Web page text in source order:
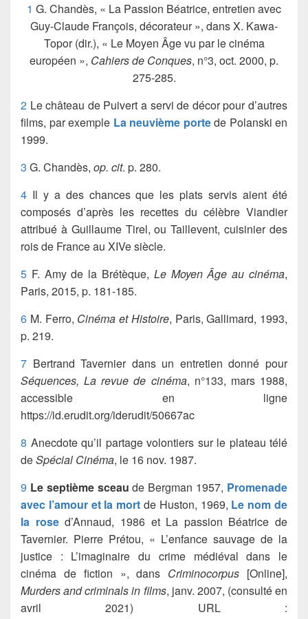
1 G. Chandès, « La Passion Béatrice, entretien avec
Guy-Claude François, décorateur », dans X. Kawa-
Topor (dir.), « Le Moyen Âge vu par le cinéma
européen », Cahiers de Conques, n°3, oct. 2000, p.
275-285.
2 Le château de Puivert a servi de décor pour d’autres
films, par exemple La neuvième portede Polanski en
1999.
3 G. Chandès, op. cit. p. 280.
4 Il y a des chances que les plats servis aient été
composés d’après les recettes du célèbre Viandier
attribué à Guillaume Tirel, ou Taillevent, cuisinier des
rois de France au XIVe siècle.
5 F. Amy de la Brétèque, Le Moyen Âge au cinéma,
Paris, 2015, p. 181-185.
6 M. Ferro, Cinéma et Histoire, Paris, Gallimard, 1993,
p. 219.
7 Bertrand Tavernier dans un entretien donné pour
Séquences, La revue de cinéma, n°133, mars 1988,
accessible en ligne
https://id.erudit.org/iderudit/50667ac
8 Anecdote qu’il partage volontiers sur le plateau télé
deSpécial Cinéma, le 16 nov. 1987.
9 Le septième sceau de Bergman 1957, Promenade
avec l’amour et la mort de Huston, 1969, Le nom de
la rosed’Annaud, 1986 et La passion Béatrice de
Tavernier. Pierre Prétou, « L’enfance sauvage de la
justice : L’imaginaire du crime médiéval dans le
cinéma de fiction », dans Criminocorpus [Online],
Murders and criminals in films, janv. 2007, (consulté en
avril 2021) URL :